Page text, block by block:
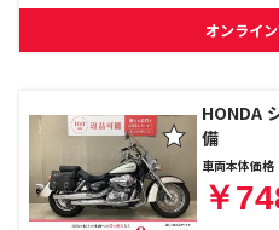
オンライ
HONDA
備
車両本体価格
￥